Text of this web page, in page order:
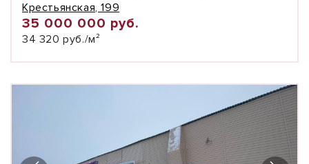
Крестьянская, 199
35 000 000 руб.
34 320 руб./м²